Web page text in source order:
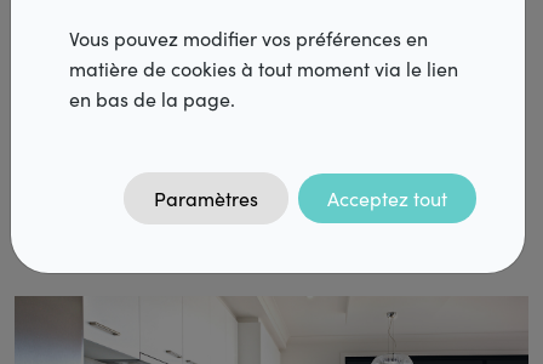
Vacatures
Contact
DiazPro
rendent compte que le bois présente égalément un avantage
fonctionnel important: l’isolation.
Vous pouvez modifier vos préférences en
matière de cookies à tout moment via le lien
en bas de la page.
Paramètres Acceptez tout